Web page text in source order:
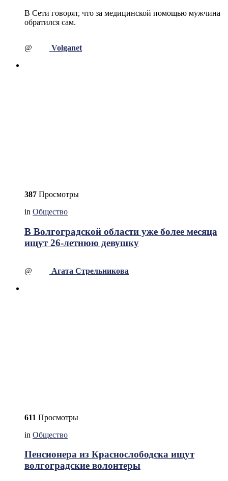
В Сети говорят, что за медицинской помощью мужчина
обратился сам.
@ Volganet
387 Просмотры
in Общество
В Волгоградской области уже более месяца
ищут 26-летнюю девушку
@ Агата Стрельникова
611 Просмотры
in Общество
Пенсионера из Краснослободска ищут
волгоградские волонтеры